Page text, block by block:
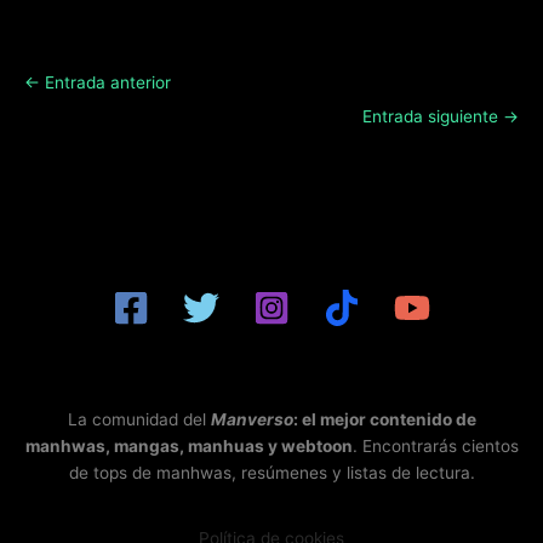
← Entrada anterior
Entrada siguiente →
La comunidad del Manverso: el mejor contenido de
manhwas, mangas, manhuas y webtoon. Encontrarás cientos
de tops de manhwas, resúmenes y listas de lectura.
Política de cookies